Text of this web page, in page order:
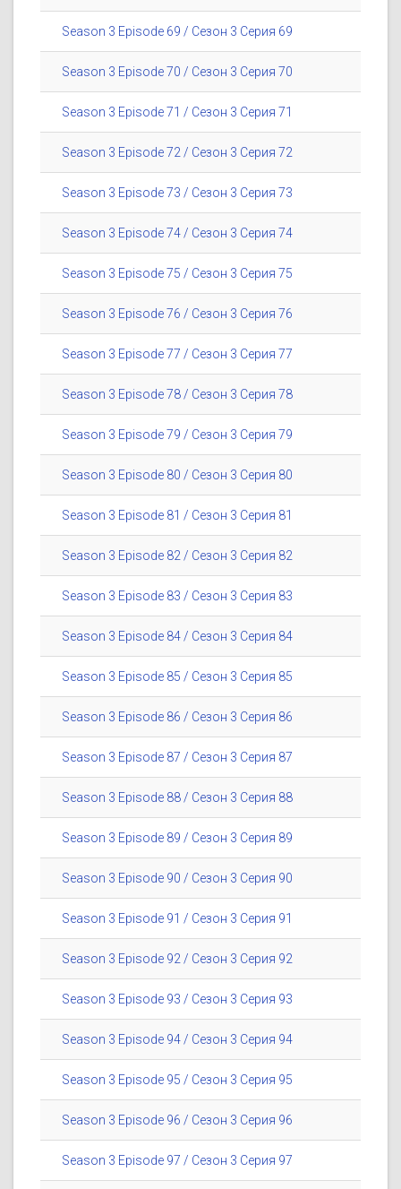
Season 3 Episode 69 / Сезон 3 Серия 69
Season 3 Episode 70 / Сезон 3 Серия 70
Season 3 Episode 71 / Сезон 3 Серия 71
Season 3 Episode 72 / Сезон 3 Серия 72
Season 3 Episode 73 / Сезон 3 Серия 73
Season 3 Episode 74 / Сезон 3 Серия 74
Season 3 Episode 75 / Сезон 3 Серия 75
Season 3 Episode 76 / Сезон 3 Серия 76
Season 3 Episode 77 / Сезон 3 Серия 77
Season 3 Episode 78 / Сезон 3 Серия 78
Season 3 Episode 79 / Сезон 3 Серия 79
Season 3 Episode 80 / Сезон 3 Серия 80
Season 3 Episode 81 / Сезон 3 Серия 81
Season 3 Episode 82 / Сезон 3 Серия 82
Season 3 Episode 83 / Сезон 3 Серия 83
Season 3 Episode 84 / Сезон 3 Серия 84
Season 3 Episode 85 / Сезон 3 Серия 85
Season 3 Episode 86 / Сезон 3 Серия 86
Season 3 Episode 87 / Сезон 3 Серия 87
Season 3 Episode 88 / Сезон 3 Серия 88
Season 3 Episode 89 / Сезон 3 Серия 89
Season 3 Episode 90 / Сезон 3 Серия 90
Season 3 Episode 91 / Сезон 3 Серия 91
Season 3 Episode 92 / Сезон 3 Серия 92
Season 3 Episode 93 / Сезон 3 Серия 93
Season 3 Episode 94 / Сезон 3 Серия 94
Season 3 Episode 95 / Сезон 3 Серия 95
Season 3 Episode 96 / Сезон 3 Серия 96
Season 3 Episode 97 / Сезон 3 Серия 97